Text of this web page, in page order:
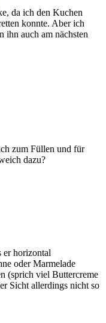
da ich den Kuchen
konnte. Aber ich
ihn auch am nächsten
zum Füllen und für
dazu?
er horizontal
oder Marmelade
(sprich viel Buttercreme
Sicht allerdings nicht so